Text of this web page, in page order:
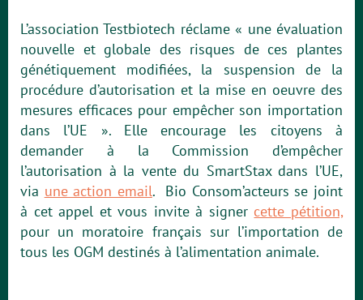
L’association Testbiotech réclame « une évaluation
nouvelle et globale des risques de ces plantes
génétiquement modifiées, la suspension de la
procédure d’autorisation et la mise en oeuvre des
mesures efficaces pour empêcher son importation
dans l’UE ». Elle encourage les citoyens à
demander à la Commission d’empêcher
l’autorisation à la vente du SmartStax dans l’UE,
via une action email. Bio Consom’acteurs se joint
à cet appel et vous invite à signer cette pétition,
pour un moratoire français sur l’importation de
tous les OGM destinés à l’alimentation animale.